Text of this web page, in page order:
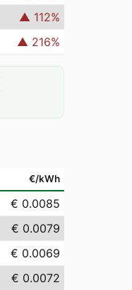
▲ 112%
▲ 216%
€/kWh
€ 0.0085
€ 0.0079
€ 0.0069
€ 0.0072